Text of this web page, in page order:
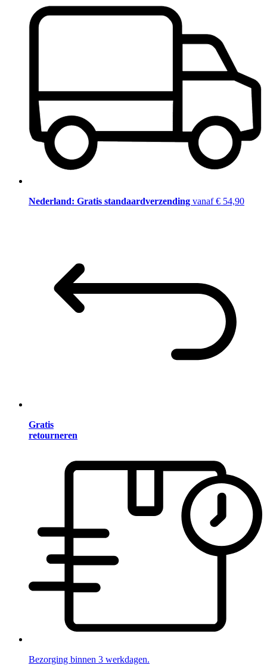
Nederland: Gratis standaardverzending vanaf € 54,90
Gratis
retourneren
Bezorging binnen 3 werkdagen.